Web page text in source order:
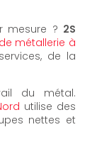
mesure ? 2S
métallerie à
de la
du métal.
utilise des
nettes et